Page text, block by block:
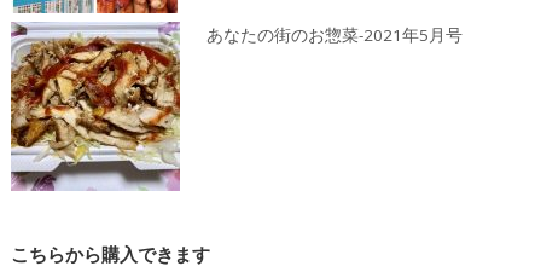
あなたの街のお惣菜-2021年5月号
こちらから購入できます